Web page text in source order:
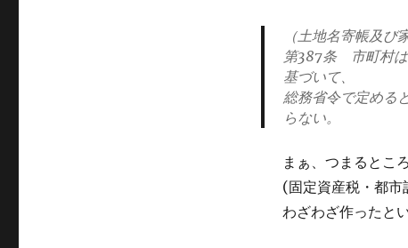
（土地名寄帳及び
第387条 市町村は
基づいて、
総務省令で定める
らない。
まぁ、つまるとこ
(固定資産税・都
わざわざ作ったと